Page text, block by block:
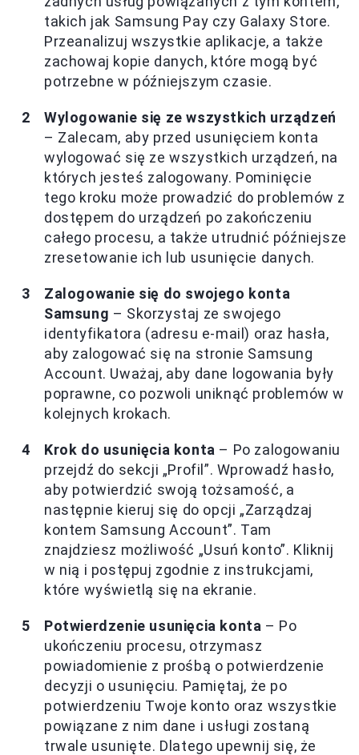
takich jak Samsung Pay czy Galaxy Store.
Przeanalizuj wszystkie aplikacje, a także
zachowaj kopie danych, które mogą być
potrzebne w późniejszym czasie.
Wylogowanie się ze wszystkich urządzeń
– Zalecam, aby przed usunięciem konta
wylogować się ze wszystkich urządzeń, na
których jesteś zalogowany. Pominięcie
tego kroku może prowadzić do problemów z
dostępem do urządzeń po zakończeniu
całego procesu, a także utrudnić późniejsze
zresetowanie ich lub usunięcie danych.
Zalogowanie się do swojego konta
Samsung – Skorzystaj ze swojego
identyfikatora (adresu e-mail) oraz hasła,
aby zalogować się na stronie Samsung
Account. Uważaj, aby dane logowania były
poprawne, co pozwoli uniknąć problemów w
kolejnych krokach.
Krok do usunięcia konta – Po zalogowaniu
przejdź do sekcji „Profil”. Wprowadź hasło,
aby potwierdzić swoją tożsamość, a
następnie kieruj się do opcji „Zarządzaj
kontem Samsung Account”. Tam
znajdziesz możliwość „Usuń konto”. Kliknij
w nią i postępuj zgodnie z instrukcjami,
które wyświetlą się na ekranie.
Potwierdzenie usunięcia konta – Po
ukończeniu procesu, otrzymasz
powiadomienie z prośbą o potwierdzenie
decyzji o usunięciu. Pamiętaj, że po
potwierdzeniu Twoje konto oraz wszystkie
powiązane z nim dane i usługi zostaną
trwale usunięte. Dlatego upewnij się, że